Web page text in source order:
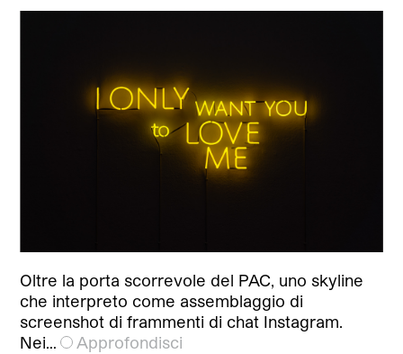
Oltre la porta scorrevole del PAC, uno skyline
che interpreto come assemblaggio di
screenshot di frammenti di chat Instagram.
Nei…
Approfondisci